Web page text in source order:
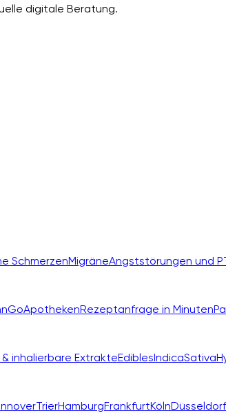
digitale Beratung.
SchmerzenMigräneAngststörungen und
ApothekenRezeptanfrage in Minuten
inhalierbare ExtrakteEdiblesIndicaSativa
TrierHamburgFrankfurtKölnDüsseldorf